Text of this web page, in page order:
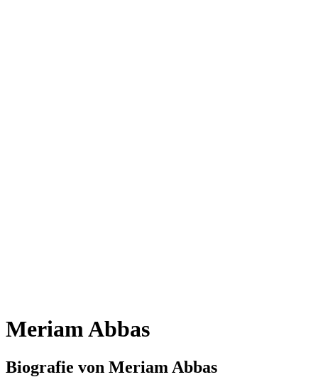
Meriam Abbas
Biografie von Meriam Abbas